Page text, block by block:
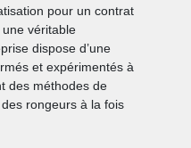
pour un contrat
une véritable
dispose d’une
et expérimentés à
des méthodes de
rongeurs à la fois